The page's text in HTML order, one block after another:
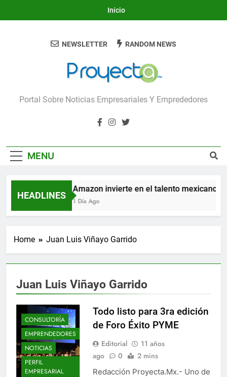
Inicio
Proyecta
Portal Sobre Noticias Empresariales Y Emprededores
NEWSLETTER RANDOM NEWS
MENU
HEADLINES
Amazon invierte en el talento mexicano
1 Día Ago
Home Juan Luis Viñayo Garrido
Juan Luis Viñayo Garrido
CONSULTORÍA
EMPRENDEDORES
NOTICIAS
PERFIL
EMPRESARIAL
Todo listo para 3ra edición
de Foro Éxito PYME
Editorial
11 años
ago
0 2 mins
Redacción Proyecta.Mx.- Uno de